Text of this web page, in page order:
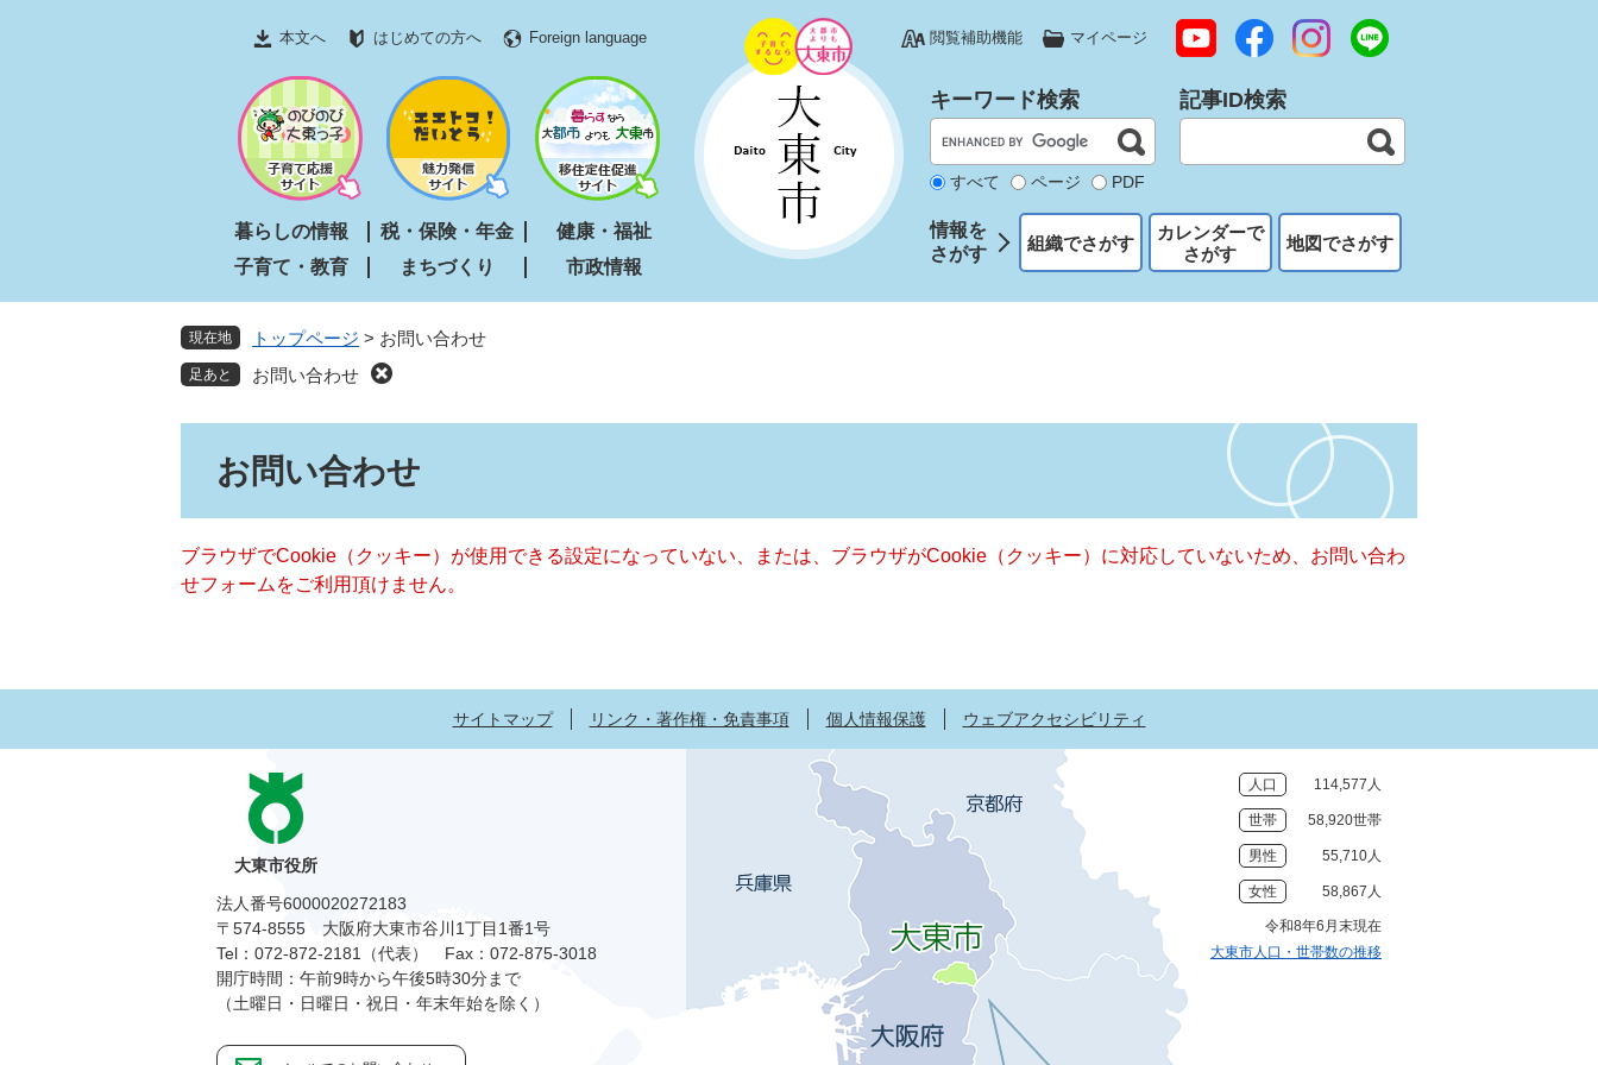
文
本文へ はじめての方へ Foreign language 閲覧補助機能 マイページ
暮らしの情報 税・保険・年金
健康・福祉
子育て・教育
まちづくり 市政情報
キーワード検索
すべて ページ PDF
記事ID検索
情報を
さがす
組織でさがす
カレンダーで
さがす
地図でさがす
現在地 トップページ > お問い合わせ
お問い合わせ
お問い合わせ
ブラウザでCookie（クッキー）が使用できる設定になっていない、または、ブラウザがCookie（クッキー）に対応していないため、お問い合わ
せフォームをご利用頂けません。
サイトマップ リンク・著作権・免責事項 個人情報保護 ウェブアクセシビリティ
人口 114,577人
世帯 58,920世帯
男性 55,710人
女性 58,867人
令和8年6月末現在
大東市人口・世帯数の推移
大東市役所
法人番号6000020272183
〒574-8555 大阪府大東市谷川1丁目1番1号
Tel：072-872-2181（代表）
Fax：072-875-3018
開庁時間：午前9時から午後5時30分まで
（土曜日・日曜日・祝日・年末年始を除く）